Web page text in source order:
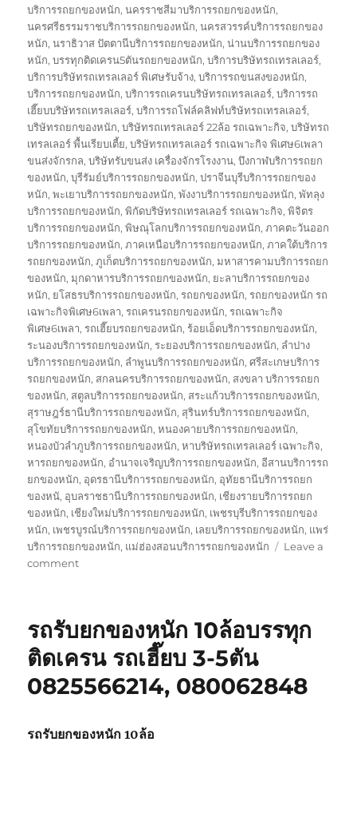
บริการรถยกของหนัก,นครราชสีมาบริการรถยกของหนัก,
นครศรีธรรมราชบริการรถยกของหนัก,นครสวรรค์บริการรถยกของ
หนัก,นราธิวาส ปัตตานีบริการรถยกของหนัก,น่านบริการรถยกของ
หนัก,บรรทุกติดเครน5ตันรถยกของหนัก,บริการบริษัทรถเทรลเลอร์,
บริการบริษัทรถเทรลเลอร์ พิเศษรับจ้าง,บริการรถขนสงของหนัก,
บริการรถยกของหนัก,บริการรถเครนบริษัทรถเทรลเลอร์,บริการรถ
เฮี๊ยบบริษัทรถเทรลเลอร์,บริการรถโฟล์คลิฟท์บริษัทรถเทรลเลอร์,
บริษัทรถยกของหนัก,บริษัทรถเทรลเลอร์ 22ล้อ รถเฉพาะกิจ,บริษัทรถ
เทรลเลอร์ พื้นเรียบเตี้ย,บริษัทรถเทรลเลอร์ รถเฉพาะกิจ พิเศษ6เพลา
ขนส่งจักรกล,บริษัทรับขนส่ง เครื่องจักรโรงงาน,บึงกาฬบริการรถยก
ของหนัก,บุรีรัมย์บริการรถยกของหนัก,ปราจีนบุรีบริการรถยกของ
หนัก,พะเยาบริการรถยกของหนัก,พังงาบริการรถยกของหนัก,พัทลุง
บริการรถยกของหนัก,พิกัดบริษัทรถเทรลเลอร์ รถเฉพาะกิจ,พิจิตร
บริการรถยกของหนัก,พิษณุโลกบริการรถยกของหนัก,ภาคตะวันออก
บริการรถยกของหนัก,ภาคเหนือบริการรถยกของหนัก,ภาคใต้บริการ
รถยกของหนัก,ภูเก็ตบริการรถยกของหนัก,มหาสารคามบริการรถยก
ของหนัก,มุกดาหารบริการรถยกของหนัก, ยะลาบริการรถยกของ
หนัก, ยโสธรบริการรถยกของหนัก,รถยกของหนัก,รถยกของหนัก รถ
เฉพาะกิจพิเศษ6เพลา,รถเครนรถยกของหนัก,รถเฉพาะกิจ
พิเศษ6เพลา,รถเฮี๊ยบรถยกของหนัก,ร้อยเอ็ดบริการรถยกของหนัก,
ระนองบริการรถยกของหนัก,ระยองบริการรถยกของหนัก, ลำปาง
บริการรถยกของหนัก, ลำพูนบริการรถยกของหนัก,ศรีสะเกษบริการ
รถยกของหนัก, สกลนครบริการรถยกของหนัก, สงขลา บริการรถยก
ของหนัก, สตูลบริการรถยกของหนัก, สระแก้วบริการรถยกของหนัก,
สุราษฎร์ธานีบริการรถยกของหนัก, สุรินทร์บริการรถยกของหนัก,
สุโขทัยบริการรถยกของหนัก,หนองคายบริการรถยกของหนัก,
หนองบัวลำภูบริการรถยกของหนัก,หาบริษัทรถเทรลเลอร์ เฉพาะกิจ,
หารถยกของหนัก, อำนาจเจริญบริการรถยกของหนัก, อีสานบริการรถ
ยกของหนัก, อุดรธานีบริการรถยกของหนัก, อุทัยธานีบริการรถยก
ของหนั, อุบลราชธานีบริการรถยกของหนัก, เชียงรายบริการรถยก
ของหนัก, เชียงใหม่บริการรถยกของหนัก, เพชรบุรีบริการรถยกของ
หนัก, เพชรบูรณ์บริการรถยกของหนัก, เลยบริการรถยกของหนัก, แพร่
บริการรถยกของหนัก, แม่ฮ่องสอนบริการรถยกของหนัก
Leave a
commenton
เลอ
รถ
เฉพาะ
กิจ
ขนส่ง
รถรับยกของหนัก 10ล้อบรรทุก
ติดเครน รถเฮี๊ยบ 3-5ตัน
0825566214, 080062848
รถรับยกของหนัก 10ล้อ